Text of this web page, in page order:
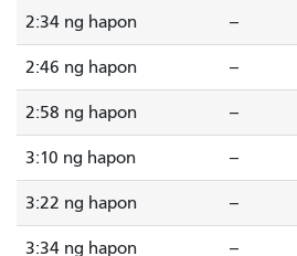
2:34 ng hapon --
2:46 ng hapon --
2:58 ng hapon --
3:10 ng hapon --
3:22 ng hapon --
3:34 ng hapon --